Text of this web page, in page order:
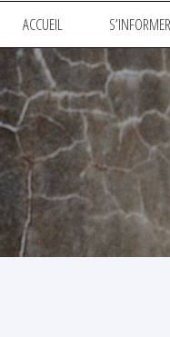
ACCUEIL S’INFORMER